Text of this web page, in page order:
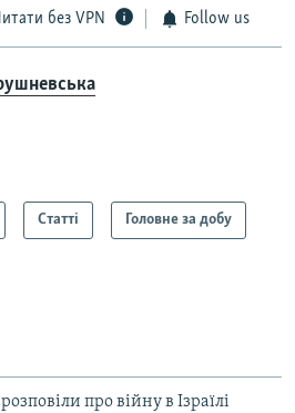
без VPN Follow us
Статті Головне за добу
про війну в Ізраїлі